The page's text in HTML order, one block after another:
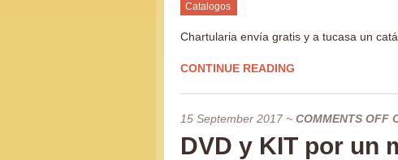
Catalogos
Chartularia envía gratis y a tucasa un
CONTINUE READING
15 September 2017 ~ COMMENTS OFF
DVD y KIT por un